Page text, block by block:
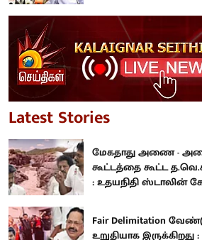
Latest Stories
மேகதாது அணை -
கூட்டத்தை கூட்ட
: உதயநிதி ஸ்டாலின்
Fair Delimitation
உறுதியாக